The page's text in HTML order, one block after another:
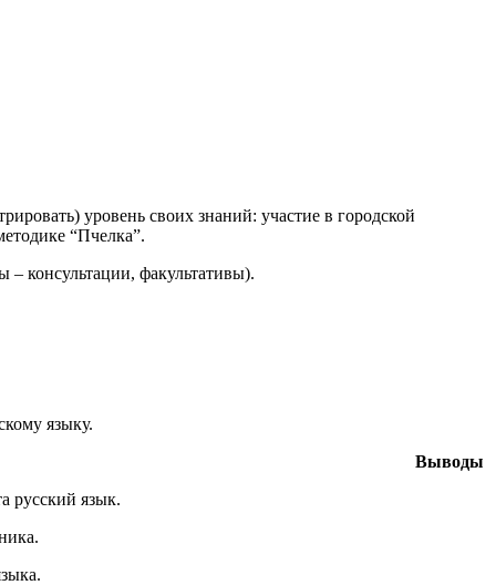
уровень своих знаний: участие в городской
“Пчелка”.
консультации, факультативы).
языку.
Выводы
русский язык.